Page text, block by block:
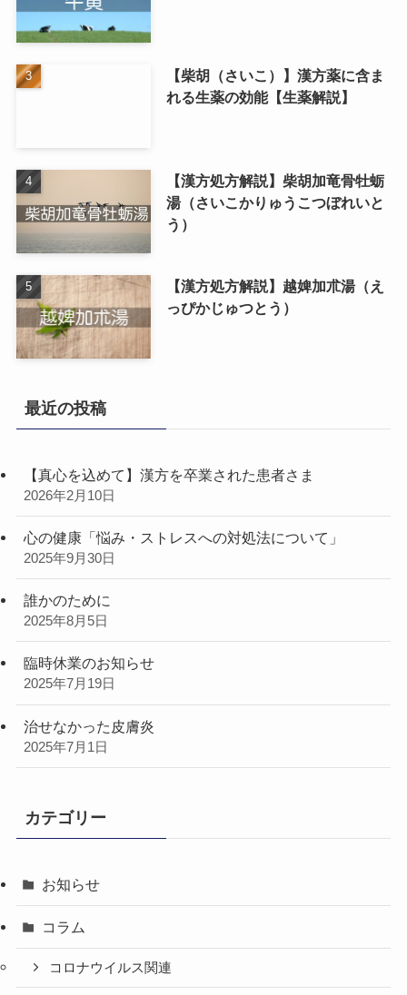
【柴胡（さいこ）】漢方薬に含ま
れる生薬の効能【生薬解説】
【漢方処方解説】柴胡加竜骨牡蛎
湯（さいこかりゅうこつぼれいと
う）
【漢方処方解説】越婢加朮湯（え
っぴかじゅつとう）
最近の投稿
【真心を込めて】漢方を卒業された患者さま
2026年2月10日
心の健康「悩み・ストレスへの対処法について」
2025年9月30日
誰かのために
2025年8月5日
臨時休業のお知らせ
2025年7月19日
治せなかった皮膚炎
2025年7月1日
カテゴリー
お知らせ
コラム
コロナウイルス関連